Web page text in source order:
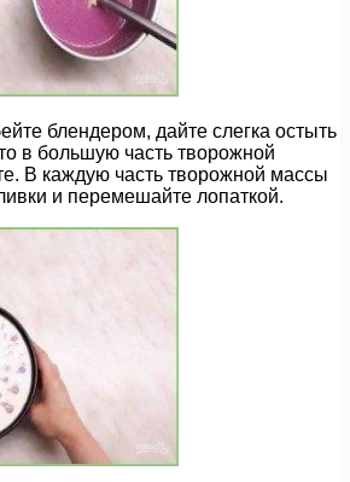
блендером, дайте слегка остыть
в большую часть творожной
В каждую часть творожной массы
и перемешайте лопаткой.